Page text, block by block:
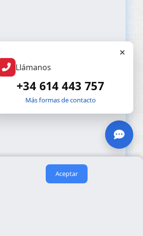
Aceptar
Llámanos
+34 614 443 757
Más formas de contacto